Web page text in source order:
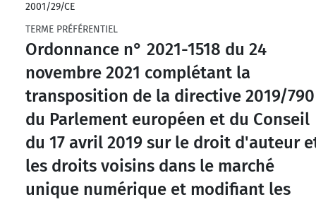
2001/29/CE
TERME PRÉFÉRENTIEL
Ordonnance n° 2021-1518 du 24
novembre 2021 complétant la
transposition de la directive 2019/790
du Parlement européen et du Conseil
du 17 avril 2019 sur le droit d'auteur
les droits voisins dans le marché
unique numérique et modifiant les